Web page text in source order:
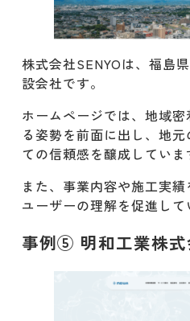
株式会社SENYOは、福島
設会社です。​
ホームページでは、地域
る姿勢を前面に出し、地
ての信頼感を醸成していま
また、事業内容や施工実績
ユーザーの理解を促進して
事例⑤ 明和工業株式